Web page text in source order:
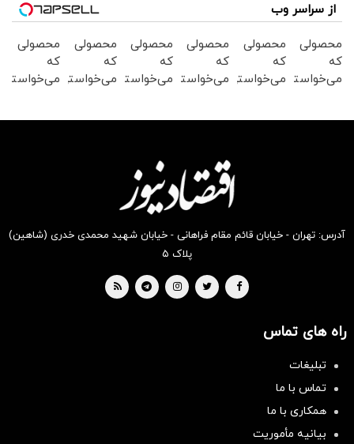
از سراسر وب
محصولی
که
می‌خواستی
محصولی
که
می‌خواستی
محصولی
که
می‌خواستی
بخر !
محصولی
که
می‌خواستی
بخر !
محصولی
که
می‌خواستی
محصولی
که
می‌خواستی
آدرس: تهران - خیابان قائم مقام فراهانی - خیابان شهید محمدی خدری (شاهین)
پلاک ۵
راه های تماس
تبلیغات
تماس با ما
همکاری با ما
بیانیه مأموریت